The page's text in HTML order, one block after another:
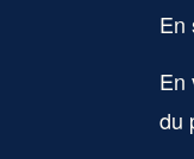
En
En
du